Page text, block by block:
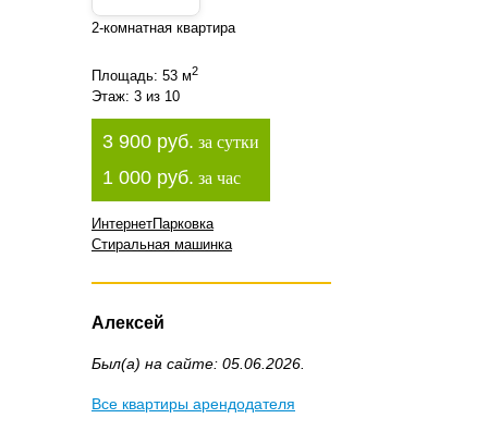
2-комнатная квартира
Площадь: 53 м2
Этаж: 3 из 10
3 900 руб. за сутки
1 000 руб. за час
ИнтернетПарковка
Стиральная машинка
Алексей
Был(а) на сайте: 05.06.2026.
Все квартиры арендодателя